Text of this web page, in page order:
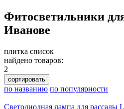
Фитосветильники
Иванове
плитка список
найдено товаров:
2
сортировать
по названию по популярности
Светодиодная лампа для рассады